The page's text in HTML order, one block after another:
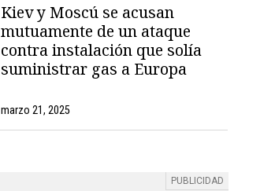
Kiev y Moscú se acusan
mutuamente de un ataque
contra instalación que solía
suministrar gas a Europa
marzo 21, 2025